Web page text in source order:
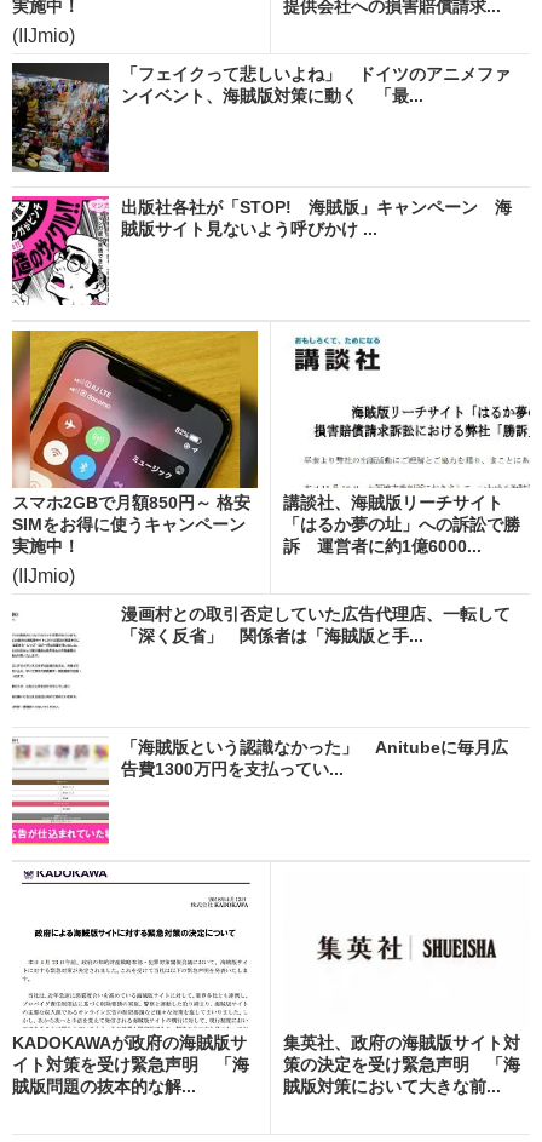
実施中！
(IIJmio)
提供会社への損害賠償請求...
「フェイクって悲しいよね」 ドイツのアニメファ
ンイベント、海賊版対策に動く 「最...
出版社各社が「STOP! 海賊版」キャンペーン 海
賊版サイト見ないよう呼びかけ ...
スマホ2GBで月額850円～ 格安
SIMをお得に使うキャンペーン
実施中！
(IIJmio)
講談社、海賊版リーチサイト
「はるか夢の址」への訴訟で勝
訴 運営者に約1億6000...
漫画村との取引否定していた広告代理店、一転して
「深く反省」 関係者は「海賊版と手...
「海賊版という認識なかった」 Anitubeに毎月広
告費1300万円を支払ってい...
KADOKAWAが政府の海賊版サ
イト対策を受け緊急声明 「海
賊版問題の抜本的な解...
集英社、政府の海賊版サイト対
策の決定を受け緊急声明 「海
賊版対策において大きな前...